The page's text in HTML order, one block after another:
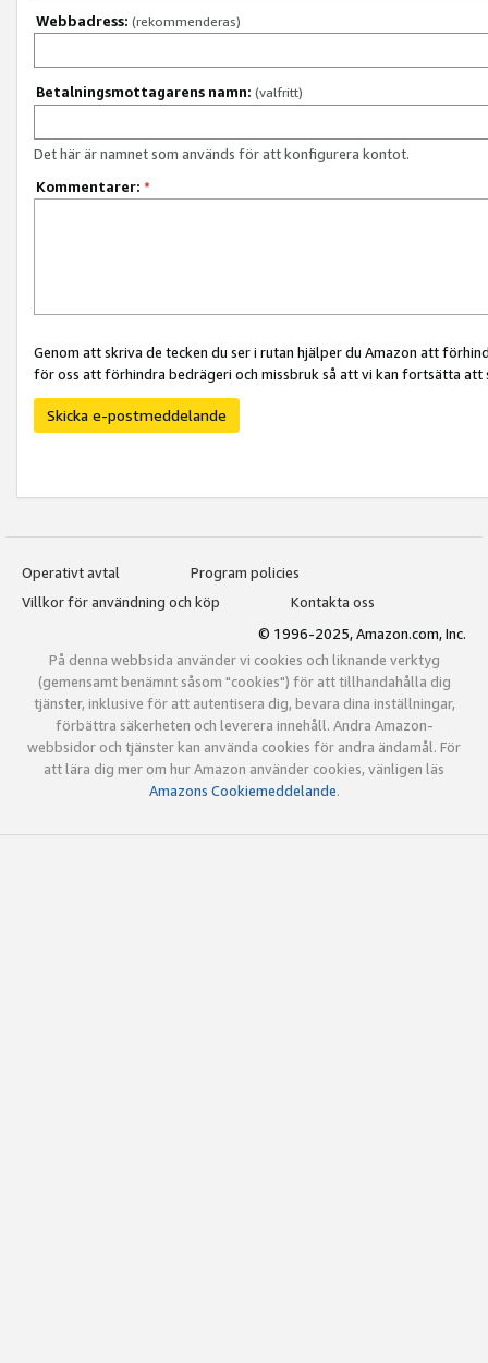
Webbadress: (rekommenderas)
Betalningsmottagarens namn: (valfritt)
Det här är namnet som används för att konfigurera kontot.
Kommentarer: *
Genom att skriva de tecken du ser i rutan hjälper du Amazon att
för oss att förhindra bedrägeri och missbruk så att vi kan fortsätta
Skicka e-postmeddelande
Operativt avtal
Program policies
Villkor för användning och köp
Kontakta oss
© 1996-2025, Amazon.com, Inc.
På denna webbsida använder vi cookies och liknande verktyg
(gemensamt benämnt såsom "cookies") för att tillhandahålla dig
tjänster, inklusive för att autentisera dig, bevara dina inställningar,
förbättra säkerheten och leverera innehåll. Andra Amazon-
webbsidor och tjänster kan använda cookies för andra ändamål. För
att lära dig mer om hur Amazon använder cookies, vänligen läs
Amazons Cookiemeddelande.